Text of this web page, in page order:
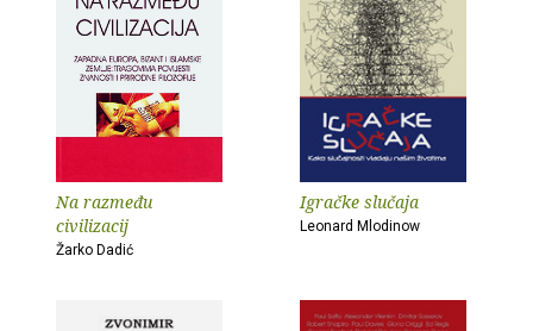
Na razmeđu
civilizacij
Žarko Dadić
Igračke slučaja
Leonard Mlodinow